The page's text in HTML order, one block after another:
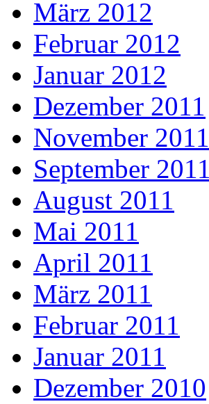
März 2012
Februar 2012
Januar 2012
Dezember 2011
November 2011
September 2011
August 2011
Mai 2011
April 2011
März 2011
Februar 2011
Januar 2011
Dezember 2010